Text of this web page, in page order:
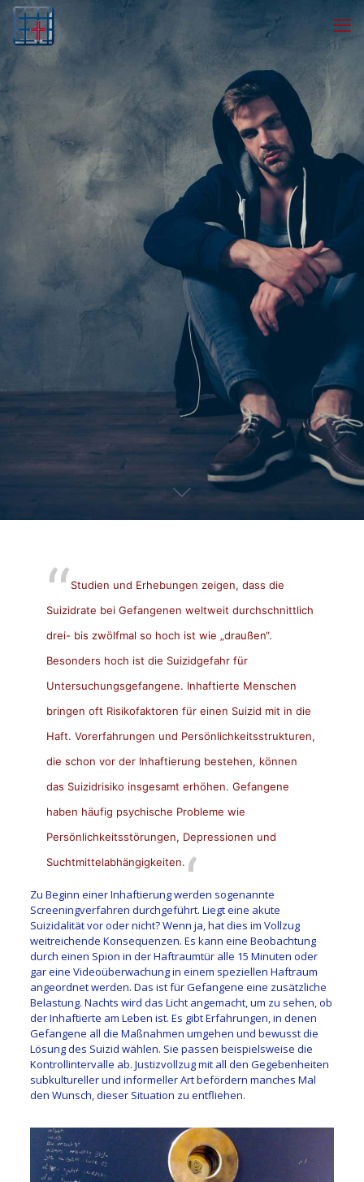
Studien und Erhebungen zeigen, dass die
Suizidrate bei Gefangenen weltweit durchschnittlich
drei- bis zwölfmal so hoch ist wie „draußen“.
Besonders hoch ist die Suizidgefahr für
Untersuchungsgefangene. Inhaftierte Menschen
bringen oft Risikofaktoren für einen Suizid mit in die
Haft. Vorerfahrungen und Persönlichkeitsstrukturen,
die schon vor der Inhaftierung bestehen, können
das Suizidrisiko insgesamt erhöhen. Gefangene
haben häufig psychische Probleme wie
Persönlichkeitsstörungen, Depressionen und
Suchtmittelabhängigkeiten.
Zu Beginn einer Inhaftierung werden sogenannte
Screeningverfahren durchgeführt. Liegt eine akute
Suizidalität vor oder nicht? Wenn ja, hat dies im Vollzug
weitreichende Konsequenzen. Es kann eine Beobachtung
durch einen Spion in der Haftraumtür alle 15 Minuten oder
gar eine Videoüberwachung in einem speziellen Haftraum
angeordnet werden. Das ist für Gefangene eine zusätzliche
Belastung. Nachts wird das Licht angemacht, um zu sehen, ob
der Inhaftierte am Leben ist. Es gibt Erfahrungen, in denen
Gefangene all die Maßnahmen umgehen und bewusst die
Lösung des Suizid wählen. Sie passen beispielsweise die
Kontrollintervalle ab. Justizvollzug mit all den Gegebenheiten
subkultureller und informeller Art befördern manches Mal
den Wunsch, dieser Situation zu entfliehen.